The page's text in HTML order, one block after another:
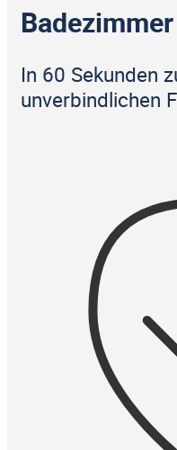
In 60 Sekunden
unverbindlichen